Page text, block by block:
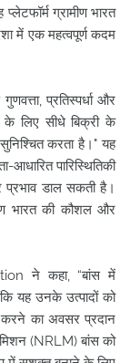
ग्रामीण भारत
में एक महत्वपूर्ण कदम
प्रतिस्पर्धा और
के लिए सीधे बिक्री के
करता है।" यह
पारिस्थितिकी
प्रभाव डाल सकती है।
भारत की कौशल और
ने कहा, “बांस में
यह उनके उत्पादों को
का अवसर प्रदान
मिशन (NRLM) बांस को